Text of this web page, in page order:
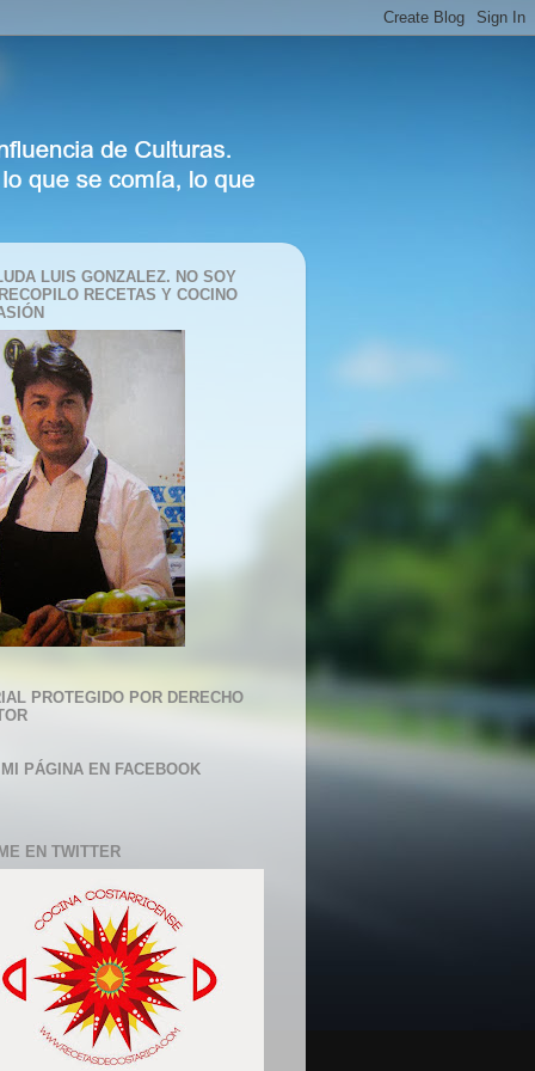
LUIS GONZALEZ. NO SOY
RECETAS Y COCINO
PROTEGIDO POR DERECHO
PÁGINA EN FACEBOOK
EN TWITTER